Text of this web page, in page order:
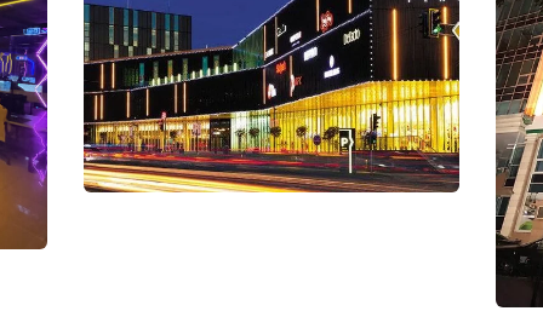
ТРЦ “Shymkent
Plaza” (2016)
Коммерческая
недвижимость